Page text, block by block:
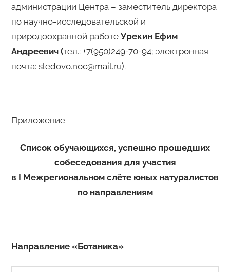
администрации Центра – заместитель директора
по научно-исследовательской и
природоохранной работе Урекин Ефим
Андреевич (тел.: +7(950)249-70-94; электронная
почта: sledovo.noc@mail.ru).
Приложение
Список обучающихся, успешно прошедших
собеседования для участия
в I Межрегиональном слёте юных натуралистов
по направлениям
Направление «Ботаника»